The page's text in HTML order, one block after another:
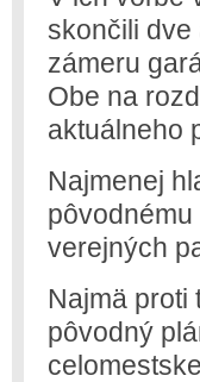
skončili dve
zámeru
Obe na
aktuálneho
Najmenej
verejných
Najmä proti
pôvodný